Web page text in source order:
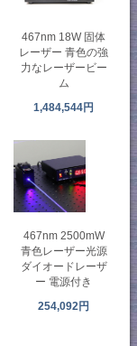
467nm 18W 固体
レーザー 青色の強
力なレーザービー
ム
1,484,544円
467nm 2500mW
青色レーザー光源
ダイオードレーザ
ー 電源付き
254,092円